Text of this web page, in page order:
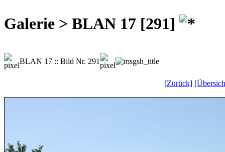
Galerie > BLAN 17 [291]
BLAN 17 :: Bild Nr. 291
[Zurück]